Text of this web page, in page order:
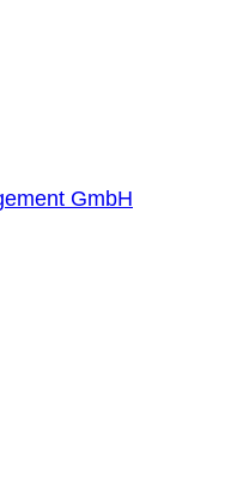
GmbH